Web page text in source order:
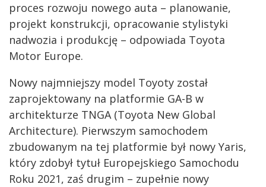
proces rozwoju nowego auta – planowanie,
projekt konstrukcji, opracowanie stylistyki
nadwozia i produkcję – odpowiada Toyota
Motor Europe.
Nowy najmniejszy model Toyoty został
zaprojektowany na platformie GA-B w
architekturze TNGA (Toyota New Global
Architecture). Pierwszym samochodem
zbudowanym na tej platformie był nowy Yaris,
który zdobył tytuł Europejskiego Samochodu
Roku 2021, zaś drugim – zupełnie nowy